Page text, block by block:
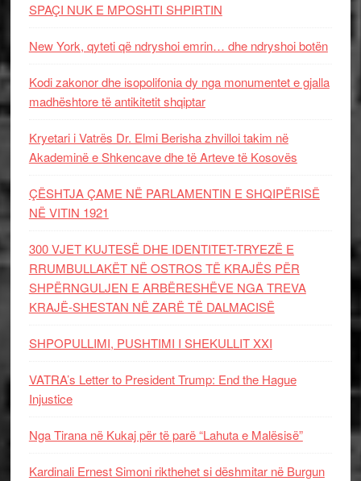
SPAÇI NUK E MPOSHTI SHPIRTIN
New York, qyteti që ndryshoi emrin… dhe ndryshoi botën
Kodi zakonor dhe isopolifonia dy nga monumentet e gjalla
madhështore të antikitetit shqiptar
Kryetari i Vatrës Dr. Elmi Berisha zhvilloi takim në
Akademinë e Shkencave dhe të Arteve të Kosovës
ÇËSHTJA ÇAME NË PARLAMENTIN E SHQIPËRISË
NË VITIN 1921
300 VJET KUJTESË DHE IDENTITET-TRYEZË E
RRUMBULLAKËT NË OSTROS TË KRAJËS PËR
SHPËRNGULJEN E ARBËRESHËVE NGA TREVA
KRAJË-SHESTAN NË ZARË TË DALMACISË
SHPOPULLIMI, PUSHTIMI I SHEKULLIT XXI
VATRA’s Letter to President Trump: End the Hague
Injustice
Nga Tirana në Kukaj për të parë “Lahuta e Malësisë”
Kardinali Ernest Simoni rikthehet si dëshmitar në Burgun